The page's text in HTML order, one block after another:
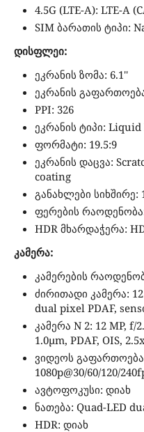
4.5G (LTE-A): LTE-A
SIM ბარათის ტიპი:
დისფლეი:
ეკრანის ზომა: 6.1''
ეკრანის
PPI: 326
ეკრანის ტიპი: Liquid
ფორმატი: 19.5:9
ეკრანის დაცვა:
coating
განახლები სიხშირე:
ფერების
HDR მხარდაჭერა:
კამერა:
კამერების
ძირითადი კამერა:
dual pixel PDAF,
კამერა N 2: 12 MP, f/
1.0µm, PDAF, OIS,
ვიდეოს
1080p@30/60/120/
ავტოფოკუსი: დიახ
ნათება: Quad-LED
HDR: დიახ